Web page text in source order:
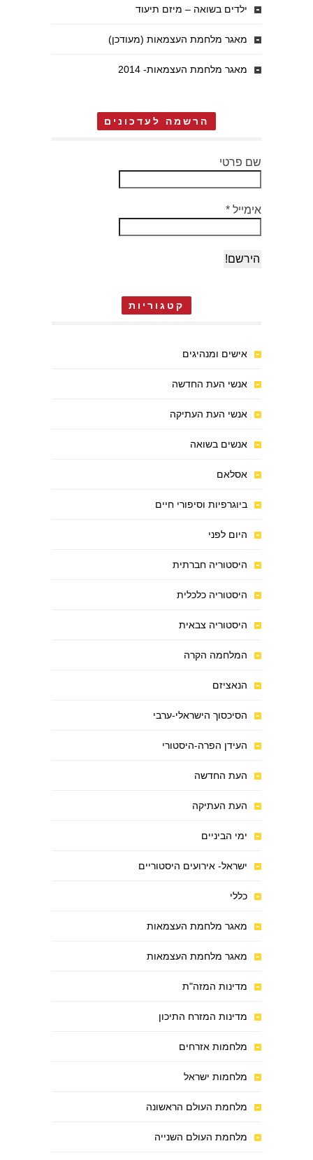
ילדים בשואה – מיזם תיעוד
מאגר מלחמת העצמאות (מעודכן)
מאגר מלחמת העצמאות- 2014
הרשמה לעדכונים
שם פרטי
אימייל *
קטגוריות
אישים ומנהיגים
אנשי העת החדשה
אנשי העת העתיקה
אנשים בשואה
אסלאם
ביוגרפיות וסיפורי חיים
היום לפני
היסטוריה חברתית
היסטוריה כלכלית
היסטוריה צבאית
המלחמה הקרה
הנאציזם
הסיכסוך הישראלי-ערבי
העידן הפרה-היסטורי
העת החדשה
העת העתיקה
ימי הביניים
ישראל- אירועים היסטוריים
כללי
מאגר מלחמת העצמאות
מאגר מלחמת העצמאות
מדינות המזה"ת
מדינות המזרח התיכון
מלחמות אזרחים
מלחמות ישראל
מלחמת העולם הראשונה
מלחמת העולם השנייה